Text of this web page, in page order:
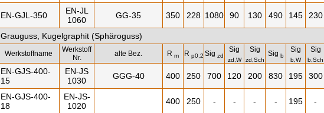
EN-GJL-350
EN-JL
1060
GG-35 350 228 1080 90 130 490 145 230
Grauguss, Kugelgraphit (Sphäroguss)
Werkstoffname
Werkstoff
Nr.
alte Bez. R m R p0,2 Sig zd
Sig
zd,W
Sig
zd,Sch
Sig b
Sig
b,W
Sig
b,Sch
EN-GJS-400-
15
EN-JS
1030
GGG-40 400 250 700 120 200 830 195 300
EN-GJS-400-
18
EN-JS-
1020
400 250 - - - - 195 -